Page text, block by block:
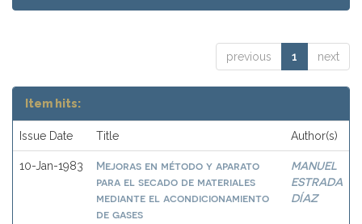
previous 1 next
Item hits:
Issue Date Title Author(s)
10-Jan-1983
Mejoras en método y aparato
para el secado de materiales
mediante el acondicionamiento
de gases
MANUEL
ESTRADA
DÍAZ